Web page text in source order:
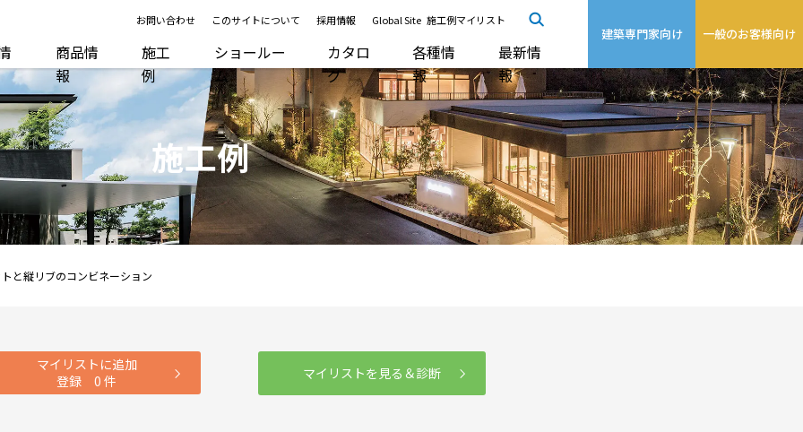
お問い合わせ このサイトについて 採用情報 Global Site 施工例マイリスト
商品情
報
施工
例
ショールー
ム
カタロ
グ
各種情
報
最新情
報
建築専門家向け 一般のお客様向け
施工例
と縦リブのコンビネーション
マイリストに追加
登録0 件 マイリストを見る＆診断